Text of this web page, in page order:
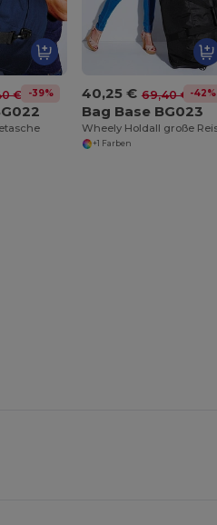
€ -39% 40,25 € 69,40 € -42%
Bag Base BG023
+1 Farben